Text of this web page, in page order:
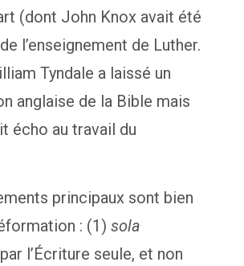
(dont John Knox avait été
l’enseignement de Luther.
Tyndale a laissé un
anglaise de la Bible mais
écho au travail du
principaux sont bien
: (1) sola
l’Écriture seule, et non